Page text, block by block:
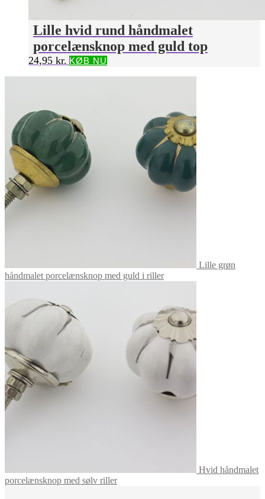
Lille hvid rund håndmalet
porcelænsknop med guld top
24,95 kr. KØB NU
Lille grøn
håndmalet porcelænsknop med guld i riller
Hvid håndmalet
porcelænsknop med sølv riller